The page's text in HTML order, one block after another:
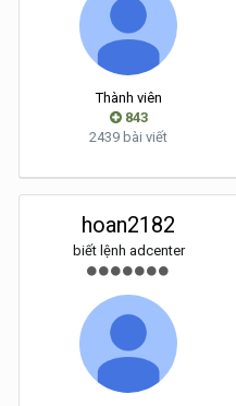
Thành viên
843
2439 bài viết
hoan2182
biết lệnh adcenter